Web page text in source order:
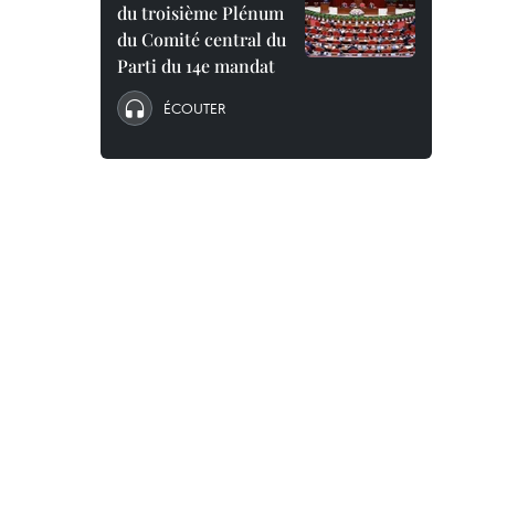
du troisième Plénum
du Comité central du
Parti du 14e mandat
ÉCOUTER